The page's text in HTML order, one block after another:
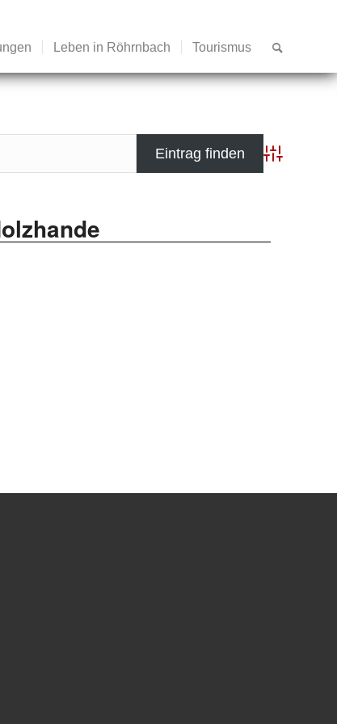
Leben in Röhrnbach Tourismus
Advanced